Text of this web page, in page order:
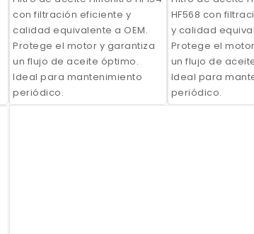
con filtración eficiente y
calidad equivalente a OEM.
Protege el motor y garantiza
un flujo de aceite óptimo.
Ideal para mantenimiento
periódico.
HF568 con
y calidad
Protege el
un flujo de
Ideal para
periódico.